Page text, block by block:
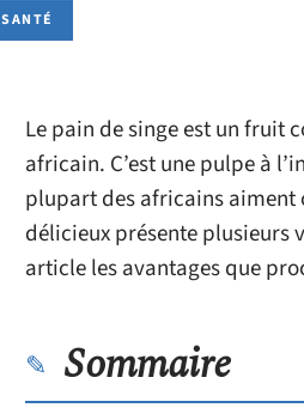
SANTÉ
Le pain de singe est un fruit
africain. C’est une pulpe à
plupart des africains aiment
délicieux présente plusieurs
article les avantages que
Sommaire